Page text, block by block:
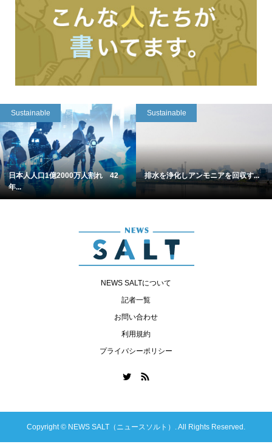
Sustainable
日本人人口1億2000万人割れ 42
年...
Sustainable
排水を浄化しアンモニアを回収す...
NEWS SALTについて
記者一覧
お問い合わせ
利用規約
プライバシーポリシー
Copyright © NEWS SALT（ニュースソルト）. All Rights Reserved.